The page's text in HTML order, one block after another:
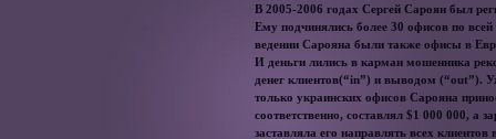
В 2005-2006 годах Сергей Сароян был
Ему подчинялись более 30 офисов по
ведении Сарояна были также офисы в
И деньги лились в карман мошенника
денег клиентов(“in”) и выводом (“out”).
только украинских офисов Сарояна
соответственно, составлял $1 000 000,
заставляла его направлять всех